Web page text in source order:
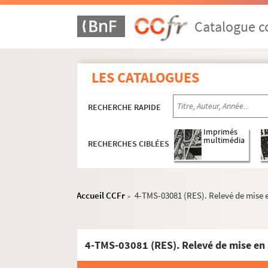
Catalogue
LES CATALOGUES
RECHERCHE RAPIDE
RECHERCHES CIBLÉES
Imprimés
multimédia
Accueil CCFr > 4-TMS-03081 (RES). Relevé de
4-TMS-03081 (RES). Relevé de mise
Octave Feuillet. Le village : comédie en 1
Gabriele D'Annunzio. La ville morte :
Pierre Barbier. Vincenette : drame en 1 acte
Félix Gandéra, Claude Gével. Vingt ans,
Maurice Hennequin, Pierre Veber. Vingt
Germaine Lefrancq. Vingt-cinq ans de
Benjamin Lebreton et Saint-Paul. Vingt-
Fernand Nozière. Vingt-quatre heures de la
Han Ryner. La vipère : drame en 2 actes. 1918
John Boynton Priestley. Virage dangereux :